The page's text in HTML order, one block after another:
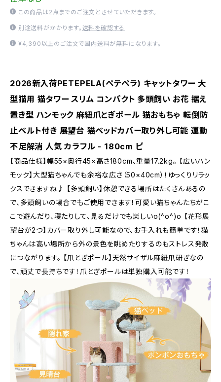
この商品は2点までのご注文とさせていただきます。
別途送料がかかります。 送料を確認する
¥4,390以上のご注文で国内送料が無料になります。
2026新入荷PETEPELA(ぺテぺラ) キャットタワー 大
型猫用 猫タワー スリム コンパクト 多頭飼い お花 据え
置き型 ハンモック 麻紐爪とぎポール 猫おもちゃ 転倒防
止ベルト付き 展望台 猫ベッドカバー取り外し可能 運動
不足解消 人気 カラフル - 180cm ピ
【商品仕様】幅55×奥行45×高さ180cm、重量17.2kg。 【広いハン
モック】大型猫ちゃんでも余裕な広さ（50×40cm）！ゆっくりリラッ
クスできますね♪ 【多頭飼い】休憩できる場所はたくさんあるの
で、多頭飼いの場合でもご使用できます！可愛い猫ちゃんたちがこ
こで遊んだり、寝たりして、見るだけでも楽しいo(^o^)o 【花形展
望台が2つ】カバー取り外し可能なので、お手入れも簡単です！猫
ちゃんは高い場所から外の景色を眺めたりするのもストレス発散
につながります。 【爪とぎポール】天然サイザル麻紐爪研ぎなの
で、頑丈で長持ちです！爪とぎポールは単独購入可能です！